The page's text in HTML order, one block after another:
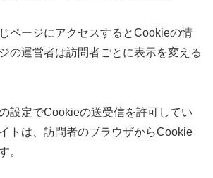
ページにアクセスするとCookieの情
の運営者は訪問者ごとに表示を変える
設定でCookieの送受信を許可してい
トは、訪問者のブラウザからCookie
。